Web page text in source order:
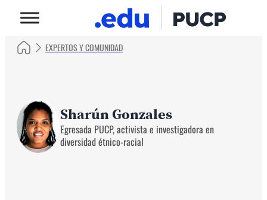
EXPERTOS Y COMUNIDAD
Sharún Gonzales
Egresada PUCP, activista e investigadora en
diversidad étnico-racial